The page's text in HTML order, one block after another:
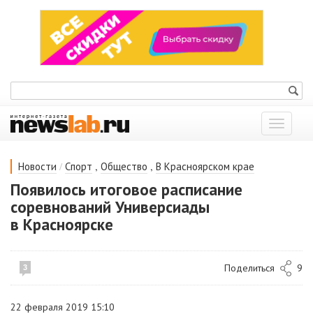
Показать
меню
Новости / Спорт , Общество , В Красноярском крае
Появилось итоговое расписание
соревнований Универсиады
в Красноярске
3 Поделиться 9
22 февраля 2019 15:10